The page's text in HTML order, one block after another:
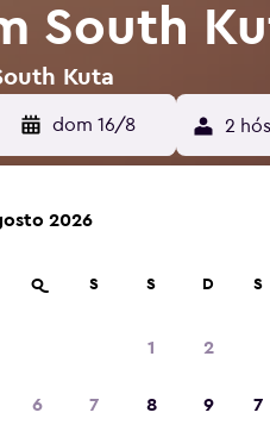
South
Kuta
dom 16/8 2
2026
Q S S D
1 2
6 7 8 9
S
7